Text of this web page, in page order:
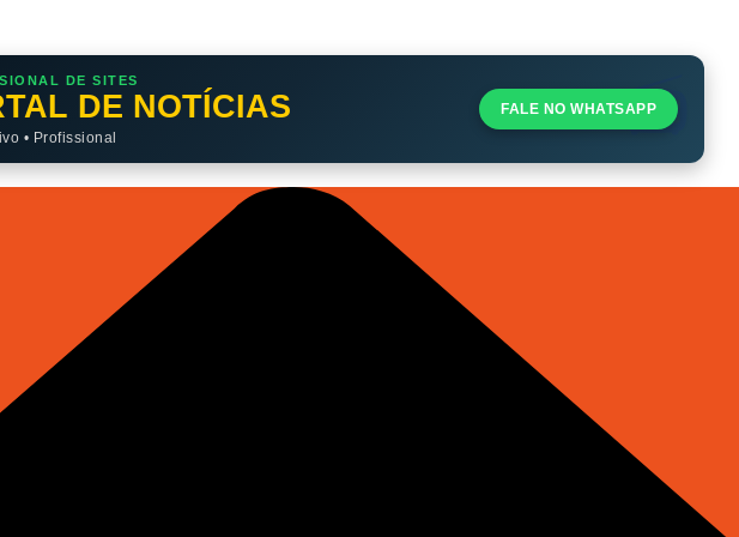
DE SITES
DE NOTÍCIAS
• Profissional
FALE NO WHATSAPP